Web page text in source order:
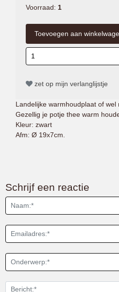
Voorraad: 1
zet op mijn verlanglijstje
Landelijke warmhoudplaat of wel
Gezellig je potje thee warm
Kleur: zwart
Afm: Ø 19x7cm.
Schrijf een reactie